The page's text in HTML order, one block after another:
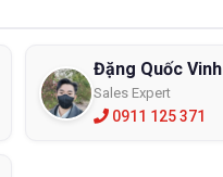
Đặng Quốc Vinh
Sales Expert
0911 125 371